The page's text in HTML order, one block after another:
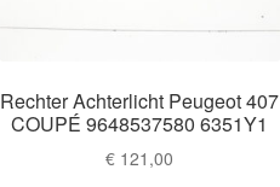
Rechter Achterlicht Peugeot 407
COUPÉ 9648537580 6351Y1
€ 121,00